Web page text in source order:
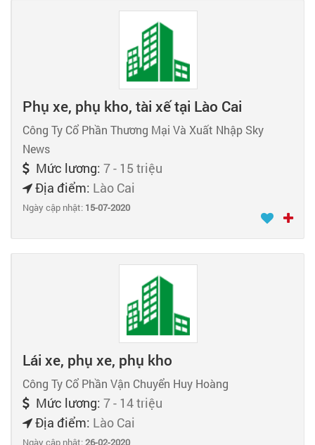
Phụ xe, phụ kho, tài xế tại Lào Cai
Công Ty Cổ Phần Thương Mại Và Xuất Nhập Sky
News
Mức lương: 7 - 15 triệu
Địa điểm: Lào Cai
Ngày cập nhật: 15-07-2020
Lái xe, phụ xe, phụ kho
Công Ty Cổ Phần Vận Chuyển Huy Hoàng
Mức lương: 7 - 14 triệu
Địa điểm: Lào Cai
Ngày cập nhật:26-02-2020